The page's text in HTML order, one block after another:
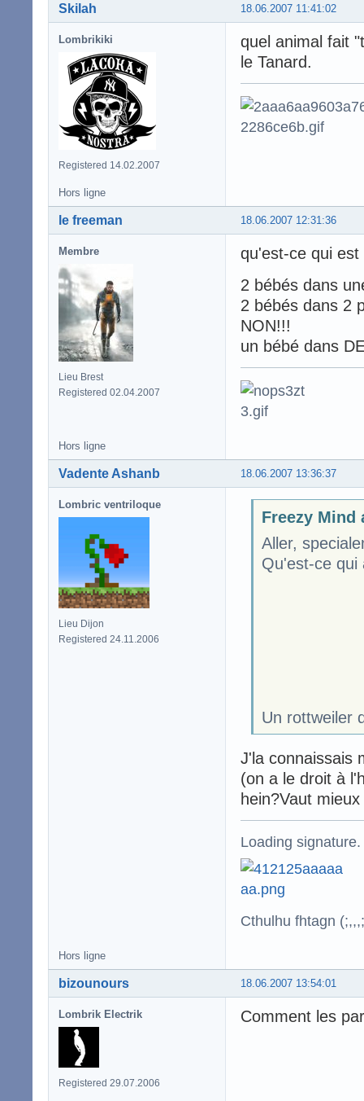
18.06.2007 11:41:02
Skilah
Lombrikiki
Registered 14.02.2007
quel animal fait
le Tanard.
Hors ligne
18.06.2007 12:31:36
le freeman
Membre
Lieu Brest
Registered 02.04.2007
qu'est-ce qui
2 bébés dans
2 bébés dans 2
NON!!!
un bébé dans
Hors ligne
18.06.2007 13:36:37
Vadente Ashanb
Lombric ventriloque
Lieu Dijon
Registered 24.11.2006
Freezy Mind
Aller,
Qu'est-ce qui
Un rottweiler
J'la connaissais
(on a le droit à
hein?Vaut
Loading signature.
Cthulhu fhtagn
Hors ligne
18.06.2007 13:54:01
bizounours
Lombrik Electrik
Registered 29.07.2006
Comment les